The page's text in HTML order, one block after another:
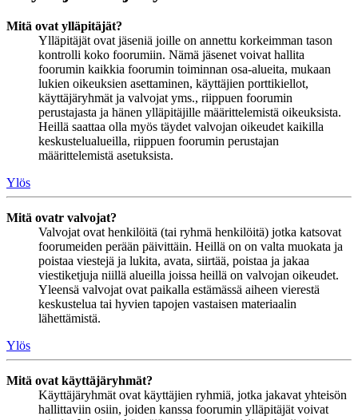
Mitä ovat ylläpitäjät?
Ylläpitäjät ovat jäseniä joille on annettu korkeimman tason
kontrolli koko foorumiin. Nämä jäsenet voivat hallita
foorumin kaikkia foorumin toiminnan osa-alueita, mukaan
lukien oikeuksien asettaminen, käyttäjien porttikiellot,
käyttäjäryhmät ja valvojat yms., riippuen foorumin
perustajasta ja hänen ylläpitäjille määrittelemistä oikeuksista.
Heillä saattaa olla myös täydet valvojan oikeudet kaikilla
keskustelualueilla, riippuen foorumin perustajan
määrittelemistä asetuksista.
Ylös
Mitä ovatr valvojat?
Valvojat ovat henkilöitä (tai ryhmä henkilöitä) jotka katsovat
foorumeiden perään päivittäin. Heillä on on valta muokata ja
poistaa viestejä ja lukita, avata, siirtää, poistaa ja jakaa
viestiketjuja niillä alueilla joissa heillä on valvojan oikeudet.
Yleensä valvojat ovat paikalla estämässä aiheen vierestä
keskustelua tai hyvien tapojen vastaisen materiaalin
lähettämistä.
Ylös
Mitä ovat käyttäjäryhmät?
Käyttäjäryhmät ovat käyttäjien ryhmiä, jotka jakavat yhteisön
hallittaviin osiin, joiden kanssa foorumin ylläpitäjät voivat